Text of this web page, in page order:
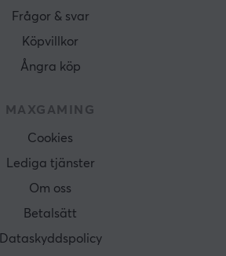
Frågor & svar
Köpvillkor
Ångra köp
MAXGAMING
Cookies
Lediga tjänster
Om oss
Betalsätt
Dataskyddspolicy